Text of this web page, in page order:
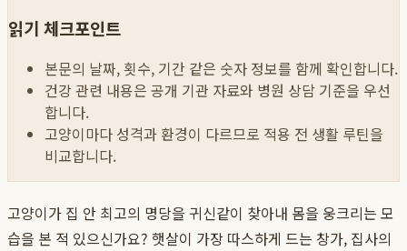
읽기 체크포인트
본문의 날짜, 횟수, 기간 같은 숫자 정보를 함께 확인합니다.
건강 관련 내용은 공개 기관 자료와 병원 상담 기준을 우선
합니다.
고양이마다 성격과 환경이 다르므로 적용 전 생활 루틴을
비교합니다.
고양이가 집 안 최고의 명당을 귀신같이 찾아내 몸을 웅크리는 모
습을 본 적 있으신가요? 햇살이 가장 따스하게 드는 창가, 집사의